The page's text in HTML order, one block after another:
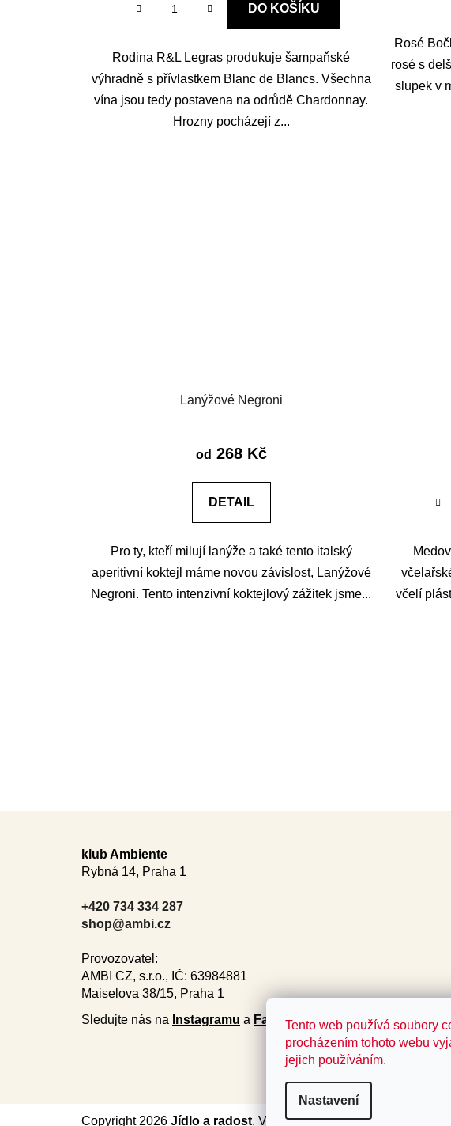
Tento web používá soubory
procházením tohoto webu
jejich používáním.
Nastavení
DO KOŠÍKU
Rodina R&L Legras produkuje šampaňské
výhradně s přívlastkem Blanc de Blancs. Všechna
vína jsou tedy postavena na odrůdě Chardonnay.
Hrozny pocházejí z...
Rosé
rosé s
slupek v
Lanýžové Negroni
od 268 Kč
DETAIL
Pro ty, kteří milují lanýže a také tento italský
aperitivní koktejl máme novou závislost, Lanýžové
Negroni. Tento intenzivní koktejlový zážitek jsme...
včelí
klub Ambiente
Rybná 14, Praha 1
+420 734 334 287
shop@ambi.cz
Provozovatel:
AMBI CZ, s.r.o., IČ: 63984881
Maiselova 38/15, Praha 1
Sledujte nás na Instagramu a Facebooku.
Copyright 2026 Jídlo a radost. Všechna práva vyhrazena.